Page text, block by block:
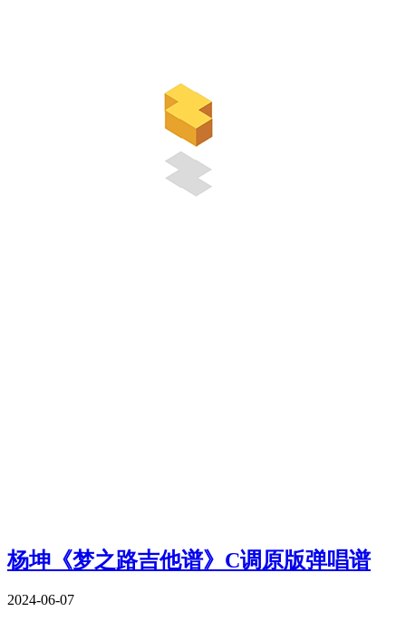
杨坤《梦之路吉他谱》C调原版弹唱谱
2024-06-07